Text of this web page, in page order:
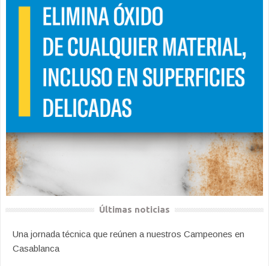
Últimas noticias
Una jornada técnica que reúnen a nuestros Campeones en
Casablanca